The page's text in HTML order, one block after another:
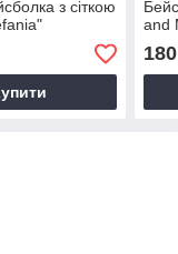
з сіткою
and
180